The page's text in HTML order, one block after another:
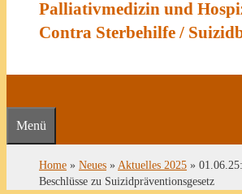
Palliativmedizin und
Contra Sterbehilfe /
Menü
Home » Neues » Aktuelles 2025 »
Beschlüsse zu Suizidpräventionsgesetz